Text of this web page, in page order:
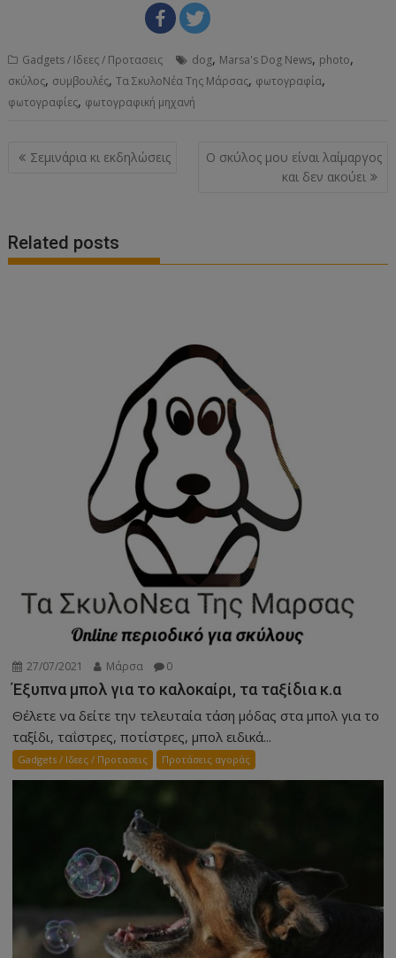
Gadgets / Ιδεες / Προτασεις dog, Marsa's Dog News, photo,
σκύλος, συμβουλές,Τα ΣκυλοΝέα Της Μάρσας, φωτογραφία,
φωτογραφίες, φωτογραφική μηχανή
Post
Σεμινάρια κι εκδηλώσεις
Ο σκύλος μου είναι λαίμαργος
και δεν ακούει
Related posts
27/07/2021 Μάρσα 0
Έξυπνα μπολ για το καλοκαίρι, τα ταξίδια κ.α
Θέλετε να δείτε την τελευταία τάση μόδας στα μπολ για το
ταξίδι, ταΐστρες, ποτίστρες, μπολ ειδικά...
Gadgets / Ιδεες / Προτασεις Προτάσεις αγοράς